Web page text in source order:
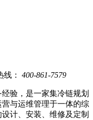
： 400-861-7579
验，是一家集冷链规划
与运维管理于一体的综
计、安装、维修及定制